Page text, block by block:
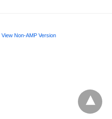
View Non-AMP Version